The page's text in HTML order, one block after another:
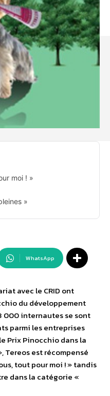
moi ! »
»
WhatsApp
avec le CRID ont
du développement
000 internautes se sont
parmi les entreprises
Prix Pinocchio dans la
Tereos est récompensé
tout pour moi ! » tandis
dans la catégorie «